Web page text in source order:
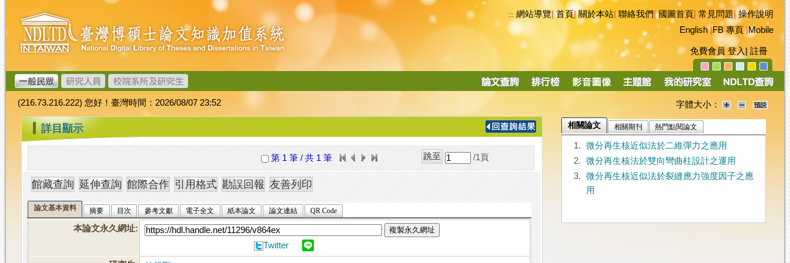
跳
到
主
要
內
容
臺
灣
博
碩
士
論
文
加
值
系
統
::: 網站導覽|首頁|關於本站 聯絡我們|國圖首頁 常見問題|操作說明
English|FB 專頁|Mobile
免費會員 登入 註冊
導
(216.73.216.222) 您好！臺灣時間：2026/08/07 23:52 字體大小：
::: 詳目顯示
第 1 筆 / 共 1 筆 /1 頁
論文基本資料 摘要 目次 參考文獻 電子全文 紙本論文 論文連結 QR Code
本論文永久網址: 複製永久網址
Twitter
相關論文 相關期刊 熱門點閱論文
1.
微分再生核近似法於二維彈力之應用
2.
微分再生核法於雙向彎曲柱設計之運用
3.
微分再生核近似法於裂縫應力強度因子之應
用